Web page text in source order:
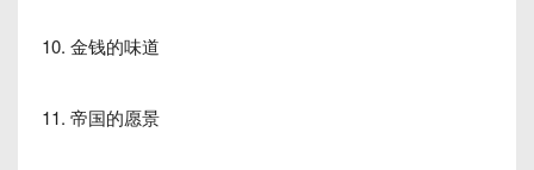
10. 金钱的味道
11. 帝国的愿景